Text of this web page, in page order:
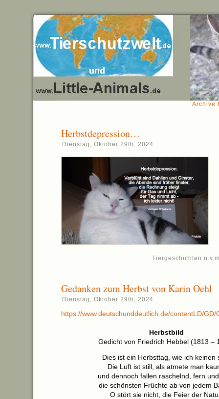
Archive
Herbstdepression…
Dienstag, Oktober 29th, 2024
Tiergeschichten
Gedanken zum Herbst von Karin Oehl
Dienstag, Oktober 29th, 2024
https://www.deutschunddeutlich.de/contentLD/
Herbstbild
Gedicht von Friedrich Hebbel (1813 –
Dies ist ein Herbsttag, wie ich keinen
Die Luft ist still, als atmete man
und dennoch fallen raschelnd, fern
die schönsten Früchte ab von jedem
O stört sie nicht, die Feier der